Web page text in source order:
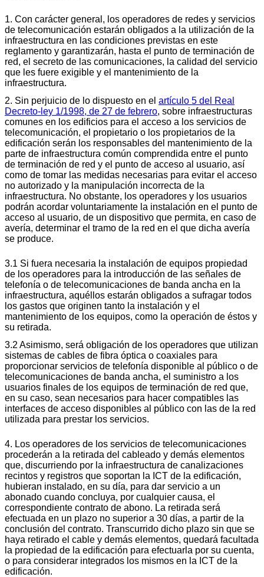
1. Con carácter general, los operadores de redes y servicios
de telecomunicación estarán obligados a la utilización de la
infraestructura en las condiciones previstas en este
reglamento y garantizarán, hasta el punto de terminación de
red, el secreto de las comunicaciones, la calidad del servicio
que les fuere exigible y el mantenimiento de la
infraestructura.
2. Sin perjuicio de lo dispuesto en el artículo 5 del Real
Decreto-ley 1/1998, de 27 de febrero, sobre infraestructuras
comunes en los edificios para el acceso a los servicios de
telecomunicación, el propietario o los propietarios de la
edificación serán los responsables del mantenimiento de la
parte de infraestructura común comprendida entre el punto
de terminación de red y el punto de acceso al usuario, así
como de tomar las medidas necesarias para evitar el acceso
no autorizado y la manipulación incorrecta de la
infraestructura. No obstante, los operadores y los usuarios
podrán acordar voluntariamente la instalación en el punto de
acceso al usuario, de un dispositivo que permita, en caso de
avería, determinar el tramo de la red en el que dicha avería
se produce.
3.1 Si fuera necesaria la instalación de equipos propiedad
de los operadores para la introducción de las señales de
telefonía o de telecomunicaciones de banda ancha en la
infraestructura, aquéllos estarán obligados a sufragar todos
los gastos que originen tanto la instalación y el
mantenimiento de los equipos, como la operación de éstos y
su retirada.
3.2 Asimismo, será obligación de los operadores que utilizan
sistemas de cables de fibra óptica o coaxiales para
proporcionar servicios de telefonía disponible al público o de
telecomunicaciones de banda ancha, el suministro a los
usuarios finales de los equipos de terminación de red que,
en su caso, sean necesarios para hacer compatibles las
interfaces de acceso disponibles al público con las de la red
utilizada para prestar los servicios.
4. Los operadores de los servicios de telecomunicaciones
procederán a la retirada del cableado y demás elementos
que, discurriendo por la infraestructura de canalizaciones
recintos y registros que soportan la ICT de la edificación,
hubieran instalado, en su día, para dar servicio a un
abonado cuando concluya, por cualquier causa, el
correspondiente contrato de abono. La retirada será
efectuada en un plazo no superior a 30 días, a partir de la
conclusión del contrato. Transcurrido dicho plazo sin que se
haya retirado el cable y demás elementos, quedará facultada
la propiedad de la edificación para efectuarla por su cuenta,
o para considerar integrados los mismos en la ICT de la
edificación.